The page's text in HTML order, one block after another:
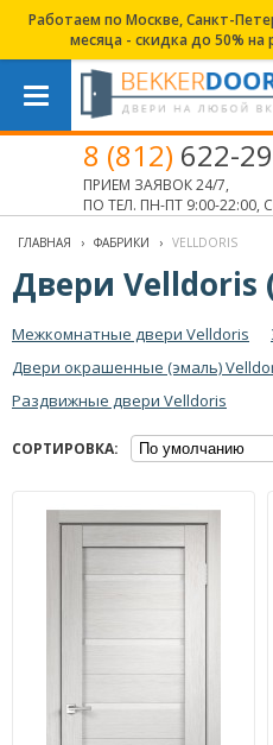
Работаем по Москве, Санкт-
месяца - скидка до 50%
8 (812) 622-
ПРИЕМ ЗАЯВОК 24/7,
ПО ТЕЛ. ПН-ПТ 9:00-22:00,
ГЛАВНАЯ › ФАБРИКИ › VELLDORIS
Двери Velldoris
Межкомнатные двери Velldoris
Двери окрашенные (эмаль)
Раздвижные двери Velldoris
СОРТИРОВКА: